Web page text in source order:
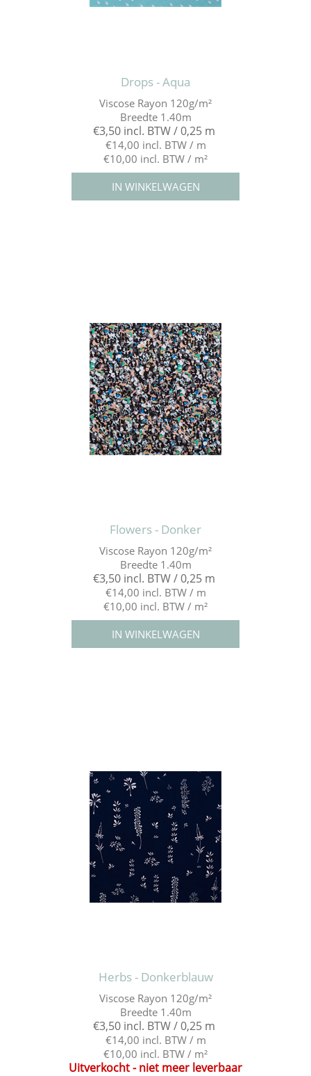
Drops - Aqua
Viscose Rayon 120g/m²
Breedte 1.40m
€3,50 incl. BTW / 0,25 m
€14,00 incl. BTW / m
€10,00 incl. BTW / m²
Flowers - Donker
Viscose Rayon 120g/m²
Breedte 1.40m
€3,50 incl. BTW / 0,25 m
€14,00 incl. BTW / m
€10,00 incl. BTW / m²
Herbs - Donkerblauw
Viscose Rayon 120g/m²
Breedte 1.40m
€3,50 incl. BTW / 0,25 m
€14,00 incl. BTW / m
€10,00 incl. BTW / m²
Uitverkocht - niet meer leverbaar